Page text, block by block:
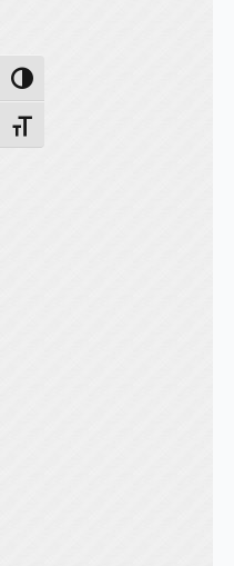
Alternar alto contraste
Alternar tamanho da fonte